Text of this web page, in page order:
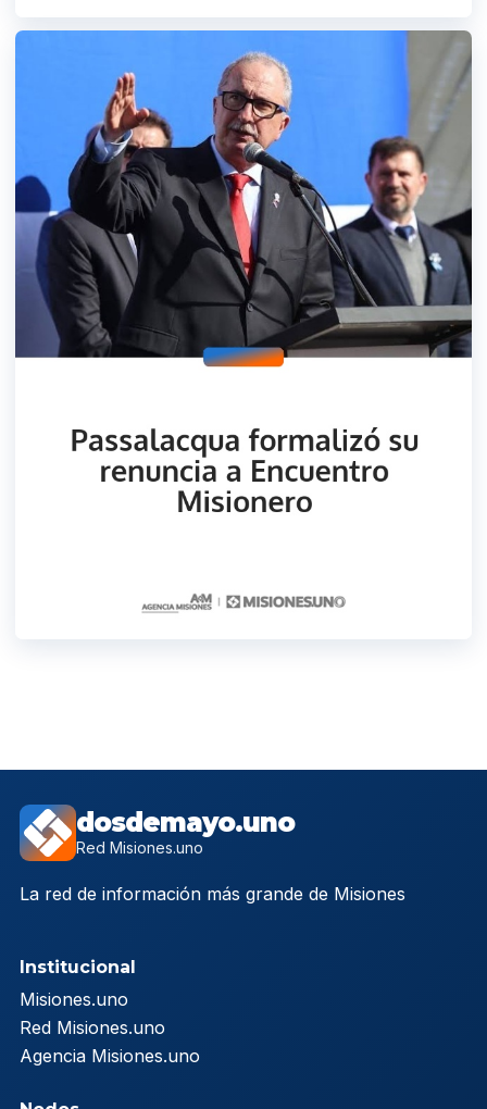
dosdemayo.uno
Red Misiones.uno
La red de información más grande de Misiones
Institucional
Misiones.uno
Red Misiones.uno
Agencia Misiones.uno